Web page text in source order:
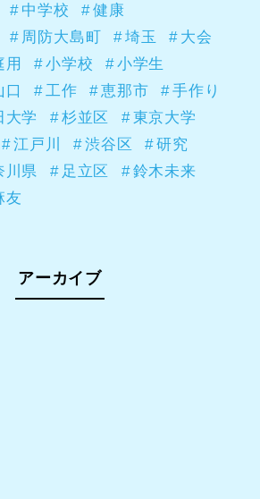
中学校
健康
周防大島町 埼玉
大会
用 小学校
小学生
口 工作 恵那市
手作り
大学 杉並区
東京大学
江戸川 渋谷区
研究
川県 足立区
鈴木未来
友
アーカイブ